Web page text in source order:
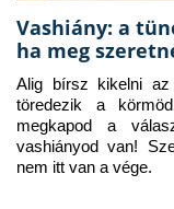
Vashiány: a
ha meg
Alig bírsz kikelni
töredezik a
megkapod a
vashiányod van!
nem itt van a vége.